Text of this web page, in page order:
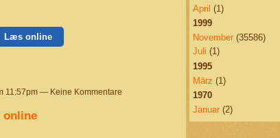
Læs online
11:57pm — Keine Kommentare
online
April (1)
1999
November(35586)
Juli (1)
1995
März (1)
1970
Januar(2)